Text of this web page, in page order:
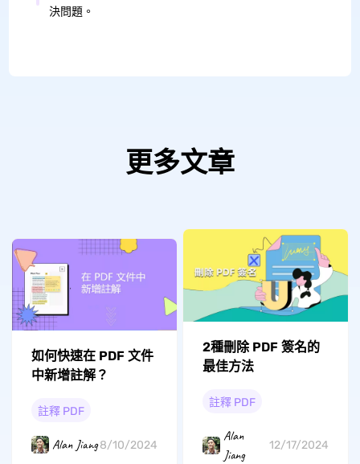
決問題。
更多文章
如何快速在 PDF 文件
中新增註解？
註釋 PDF
Alan Jiang8/10/2024
2種刪除 PDF 簽名的
最佳方法
註釋 PDF
Alan
Jiang
12/17/2024